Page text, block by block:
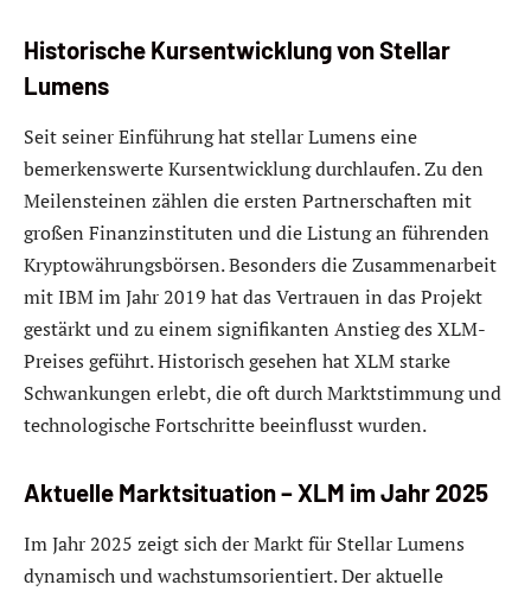
Historische Kursentwicklung von Stellar
Lumens
Seit seiner Einführung hat stellar Lumens eine
bemerkenswerte Kursentwicklung durchlaufen. Zu den
Meilensteinen zählen die ersten Partnerschaften mit
großen Finanzinstituten und die Listung an führenden
Kryptowährungsbörsen. Besonders die Zusammenarbeit
mit IBM im Jahr 2019 hat das Vertrauen in das Projekt
gestärkt und zu einem signifikanten Anstieg des XLM-
Preises geführt. Historisch gesehen hat XLM starke
Schwankungen erlebt, die oft durch Marktstimmung und
technologische Fortschritte beeinflusst wurden.
Aktuelle Marktsituation – XLM im Jahr 2025
Im Jahr 2025 zeigt sich der Markt für Stellar Lumens
dynamisch und wachstumsorientiert. Der aktuelle